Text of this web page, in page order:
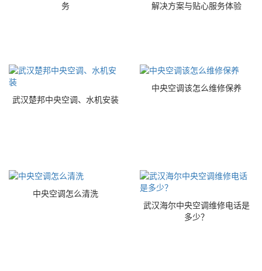
务
解决方案与贴心服务体验
武汉楚邦中央空调、水机安装
中央空调该怎么维修保养
中央空调怎么清洗
武汉海尔中央空调维修电话是
多少？